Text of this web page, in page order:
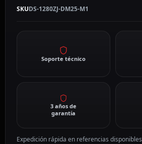
SKUDS-1280ZJ-DM25-M1
Soporte técnico
3 años de
garantía
Expedición rápida en referencias disponibles